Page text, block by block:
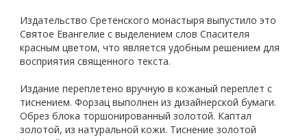
Издательство Сретенского монастыря выпустило это
Святое Евангелие с выделением слов Спасителя
красным цветом, что является удобным решением для
восприятия священного текста.
Издание переплетено вручную в кожаный переплет с
тиснением. Форзац выполнен из дизайнерской бумаги.
Обрез блока торшонированный золотой. Каптал
золотой, из натуральной кожи. Тиснение золотой